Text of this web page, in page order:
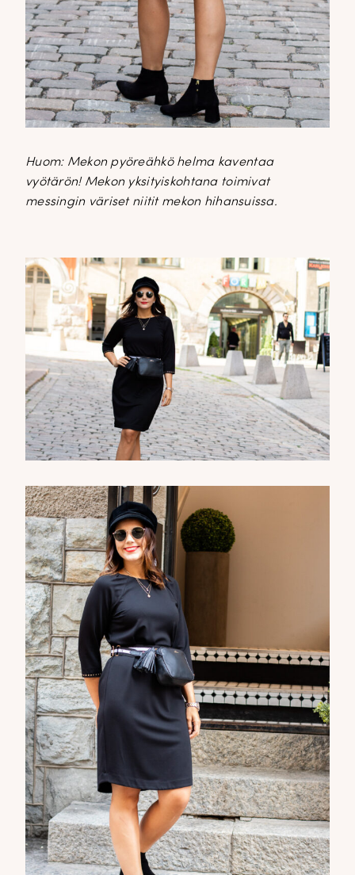
Huom: Mekon pyöreähkö helma kaventaa
vyötärön! Mekon yksityiskohtana toimivat
messingin väriset niitit mekon hihansuissa.